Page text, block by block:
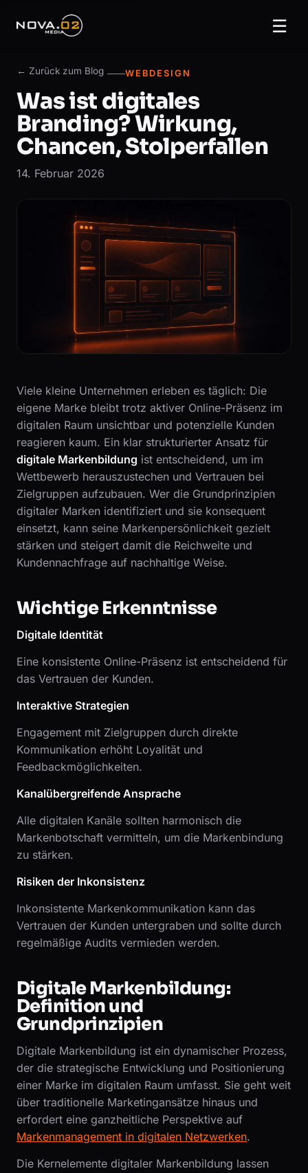
☰
← Zurück zum Blog WEBDESIGN
Was ist digitales
Branding? Wirkung,
Chancen, Stolperfallen
14. Februar 2026
Viele kleine Unternehmen erleben es täglich: Die
eigene Marke bleibt trotz aktiver Online-Präsenz im
digitalen Raum unsichtbar und potenzielle Kunden
reagieren kaum. Ein klar strukturierter Ansatz für
digitale Markenbildung ist entscheidend, um im
Wettbewerb herauszustechen und Vertrauen bei
Zielgruppen aufzubauen. Wer die Grundprinzipien
digitaler Marken identifiziert und sie konsequent
einsetzt, kann seine Markenpersönlichkeit gezielt
stärken und steigert damit die Reichweite und
Kundennachfrage auf nachhaltige Weise.
Wichtige Erkenntnisse
Digitale Identität
Eine konsistente Online-Präsenz ist entscheidend für
das Vertrauen der Kunden.
Interaktive Strategien
Engagement mit Zielgruppen durch direkte
Kommunikation erhöht Loyalität und
Feedbackmöglichkeiten.
Kanalübergreifende Ansprache
Alle digitalen Kanäle sollten harmonisch die
Markenbotschaft vermitteln, um die Markenbindung
zu stärken.
Risiken der Inkonsistenz
Inkonsistente Markenkommunikation kann das
Vertrauen der Kunden untergraben und sollte durch
regelmäßige Audits vermieden werden.
Digitale Markenbildung:
Definition und
Grundprinzipien
Digitale Markenbildung ist ein dynamischer Prozess,
der die strategische Entwicklung und Positionierung
einer Marke im digitalen Raum umfasst. Sie geht weit
über traditionelle Marketingansätze hinaus und
erfordert eine ganzheitliche Perspektive auf
Markenmanagement in digitalen Netzwerken.
Die Kernelemente digitaler Markenbildung lassen